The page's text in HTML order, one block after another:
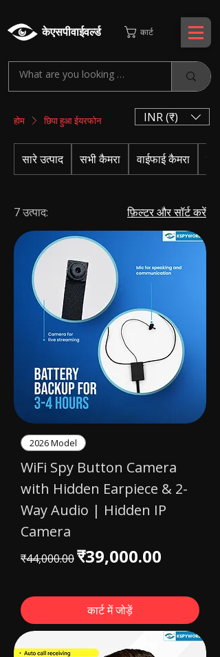
केएसपीवाईवर्ल्ड कार्ट
होम छिपा हुआ ईयरफोन
सारे उत्पाद सभी कैमरा वाईफाई कैमरा
7 उत्पाद: फ़िल्टर और सॉर्ट करें
2026 Model
WiFi Spy Button Camera
with Hidden Earpiece & 2-
Way Audio | Hidden IP
Camera
नियमित मूल्य
₹44,000.00बिक्री मूल्य
₹39,000.00
कार्ट में जोड़ें
INR (₹)